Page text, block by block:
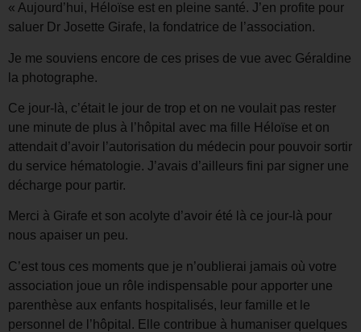
« Aujourd’hui, Héloïse est en pleine santé. J’en profite pour
saluer Dr Josette Girafe, la fondatrice de l’association.
Je me souviens encore de ces prises de vue avec Géraldine
la photographe.
Ce jour-là, c’était le jour de trop et on ne voulait pas rester
une minute de plus à l’hôpital avec ma fille Héloïse et on
attendait d’avoir l’autorisation du médecin pour pouvoir sortir
du service hématologie. J’avais d’ailleurs fini par signer une
décharge pour partir.
Merci à Girafe et son acolyte d’avoir été là ce jour-là pour
nous apaiser un peu.
C’est tous ces moments que je n’oublierai jamais où votre
association joue un rôle indispensable pour apporter une
parenthèse aux enfants hospitalisés, leur famille et le
personnel de l’hôpital. Elle contribue à humaniser quelques